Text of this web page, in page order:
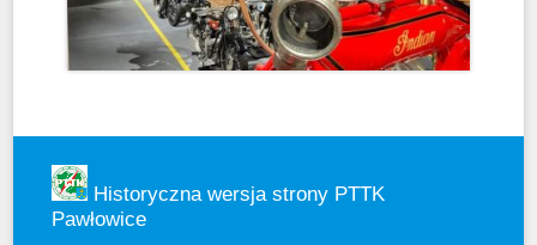
Historyczna wersja strony PTTK
Pawłowice